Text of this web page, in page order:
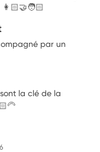
par un
la clé de la